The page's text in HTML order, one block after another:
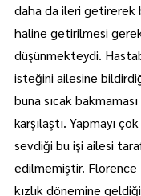
daha da ileri getirerek
haline getirilmesi
düşünmekteydi.
isteğini ailesine
buna sıcak
karşılaştı. Yapmayı
sevdiği bu işi ailesi
edilmemiştir.
kızlık dönemine